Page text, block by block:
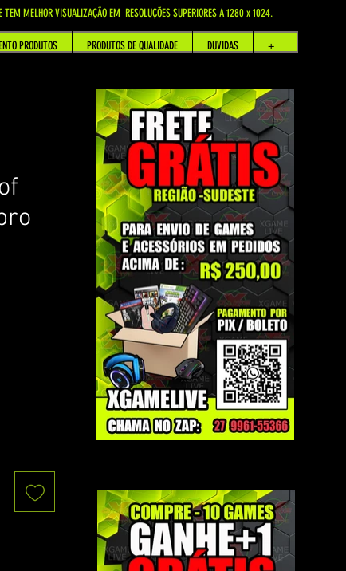
MELHOR VISUALIZAÇÃO EM RESOLUÇÕES SUPERIORES A 1280 x 1024.
PRODUTOS PRODUTOS DE QUALIDADE DUVIDAS +